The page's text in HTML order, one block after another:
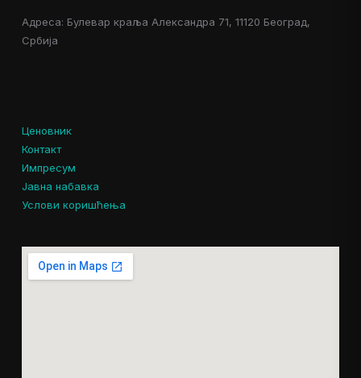
Адреса: Булевар краља Александра 71, 11120 Београд,
Србија
Ценовник
Контакт
Импресум
Јавна набавка
Услови коришћења